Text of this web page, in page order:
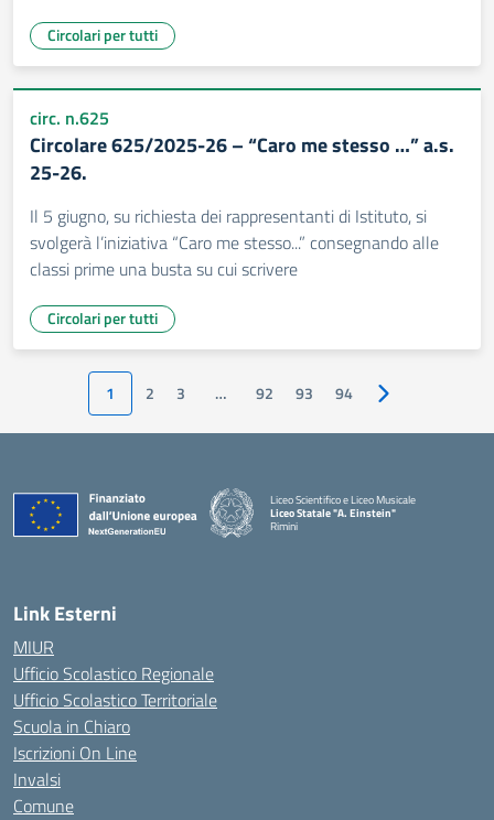
Circolari per tutti
circ. n.625
Circolare 625/2025-26 – “Caro me stesso …” a.s.
25-26.
Il 5 giugno, su richiesta dei rappresentanti di Istituto, si
svolgerà l’iniziativa “Caro me stesso...” consegnando alle
classi prime una busta su cui scrivere
Circolari per tutti
1 2 3 … 92 93 94 Pagina
Liceo Scientifico e Liceo Musicale
Liceo Statale "A. Einstein"
Rimini
Link Esterni
MIUR
Ufficio Scolastico Regionale
Ufficio Scolastico Territoriale
Scuola in Chiaro
Iscrizioni On Line
Invalsi
Comune